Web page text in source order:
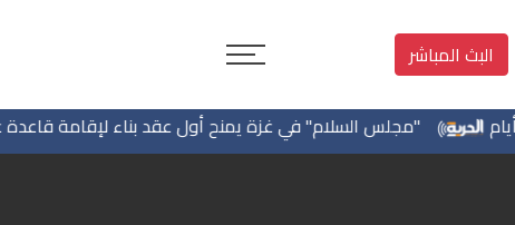
البث المباشر
"مجلس السلام" في غزة يمنح أول عقد بناء لإقامة قاعدة